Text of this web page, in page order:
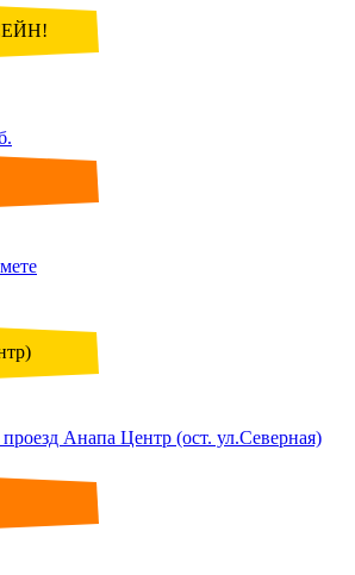
Анапа Центр (ост. ул.Северная)